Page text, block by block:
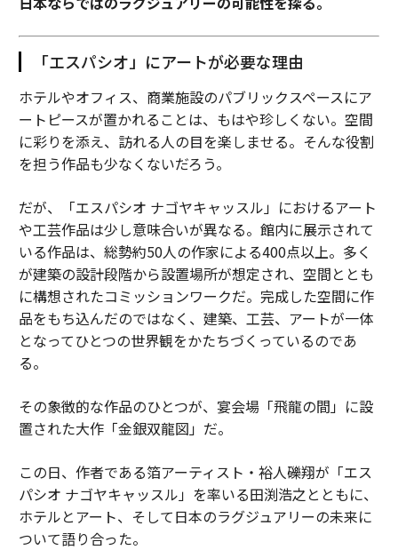
「エスパシオ」にアートが必要な理由
ホテルやオフィス、商業施設のパブリックスペースにア
ートピースが置かれることは、もはや珍しくない。空間
に彩りを添え、訪れる人の目を楽しませる。そんな役割
を担う作品も少なくないだろう。
だが、「エスパシオ ナゴヤキャッスル」におけるアート
や工芸作品は少し意味合いが異なる。館内に展示されて
いる作品は、総勢約50人の作家による400点以上。多く
が建築の設計段階から設置場所が想定され、空間ととも
に構想されたコミッションワークだ。完成した空間に作
品をもち込んだのではなく、建築、工芸、アートが一体
となってひとつの世界観をかたちづくっているのであ
る。
その象徴的な作品のひとつが、宴会場「飛龍の間」に設
置された大作「金銀双龍図」だ。
この日、作者である箔アーティスト・裕人礫翔が「エス
パシオ ナゴヤキャッスル」を率いる田渕浩之とともに、
ホテルとアート、そして日本のラグジュアリーの未来に
ついて語り合った。